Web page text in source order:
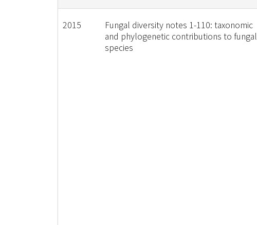
2015
Fungal diversity notes 1-110: taxonomic
and phylogenetic contributions to fungal
species